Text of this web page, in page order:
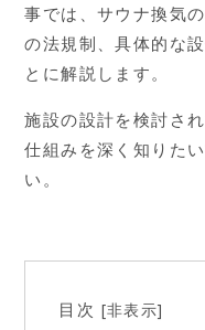
事では、サウナ換気
の法規制、具体的な
とに解説します。
施設の設計を検討さ
仕組みを深く知りた
い。
目次 [非表示]